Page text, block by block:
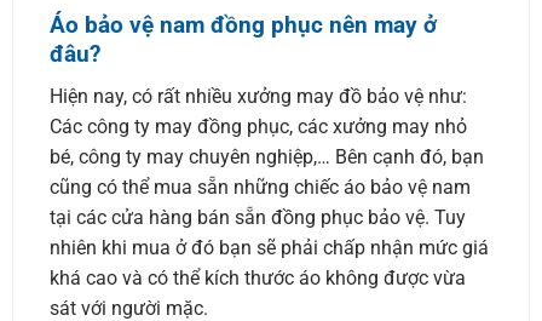
Áo bảo vệ nam đồng phục nên may ở
đâu?
Hiện nay, có rất nhiều xưởng may đồ bảo vệ như:
Các công ty may đồng phục, các xưởng may nhỏ
bé, công ty may chuyên nghiệp,… Bên cạnh đó, bạn
cũng có thể mua sẵn những chiếc áo bảo vệ nam
tại các cửa hàng bán sẵn đồng phục bảo vệ. Tuy
nhiên khi mua ở đó bạn sẽ phải chấp nhận mức giá
khá cao và có thể kích thước áo không được vừa
sát với người mặc.